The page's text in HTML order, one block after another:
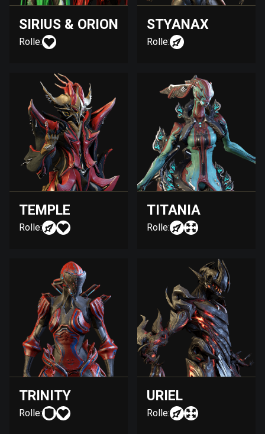
SIRIUS & ORION
Rolle:
STYANAX
Rolle:
TEMPLE
Rolle:
TITANIA
Rolle:
TRINITY
Rolle:
URIEL
Rolle: